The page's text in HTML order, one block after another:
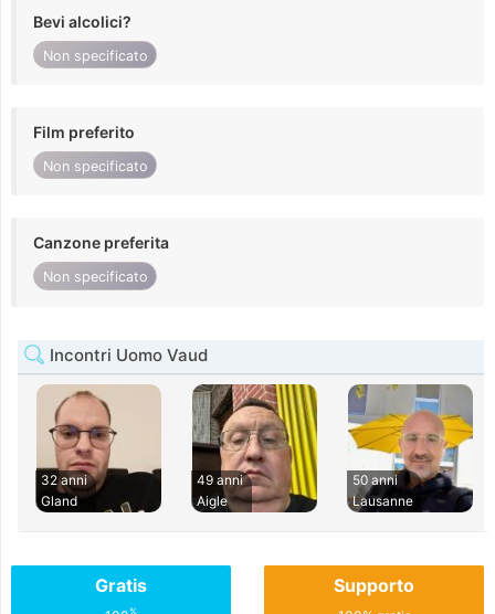
Bevi alcolici?
Non specificato
Film preferito
Non specificato
Canzone preferita
Non specificato
Incontri Uomo Vaud
32 anni
Gland
49 anni
Aigle
50 anni
Lausanne
Gratis
%
Supporto